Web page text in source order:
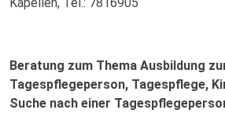
Beratung zum Thema Ausbildung
Tagespflegeperson, Tagespflege,
Suche nach einer